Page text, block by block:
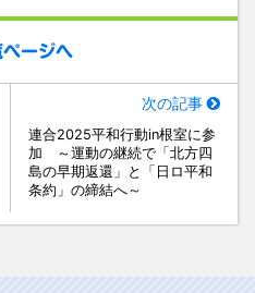
ージへ
次の記事
連合2025平和行動in根室に参
加 ～運動の継続で「北方四
島の早期返還」と「日ロ平和
条約」の締結へ～